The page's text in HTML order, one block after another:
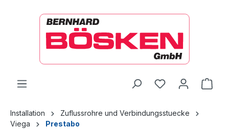
Installation
Zuflussrohre und Verbindungsstuecke
Viega
Prestabo